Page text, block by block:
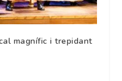
magnífic i trepidant